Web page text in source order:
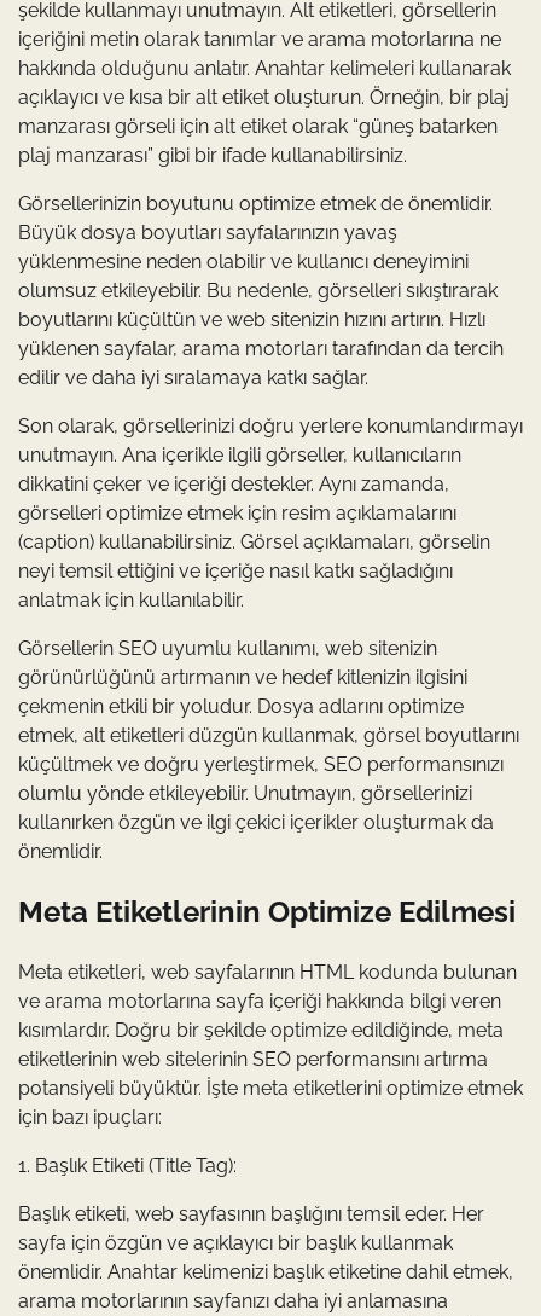
şekilde kullanmayı unutmayın. Alt etiketleri, görsellerin
içeriğini metin olarak tanımlar ve arama motorlarına ne
hakkında olduğunu anlatır. Anahtar kelimeleri kullanarak
açıklayıcı ve kısa bir alt etiket oluşturun. Örneğin, bir plaj
manzarası görseli için alt etiket olarak “güneş batarken
plaj manzarası” gibi bir ifade kullanabilirsiniz.
Görsellerinizin boyutunu optimize etmek de önemlidir.
Büyük dosya boyutları sayfalarınızın yavaş
yüklenmesine neden olabilir ve kullanıcı deneyimini
olumsuz etkileyebilir. Bu nedenle, görselleri sıkıştırarak
boyutlarını küçültün ve web sitenizin hızını artırın. Hızlı
yüklenen sayfalar, arama motorları tarafından da tercih
edilir ve daha iyi sıralamaya katkı sağlar.
Son olarak, görsellerinizi doğru yerlere konumlandırmayı
unutmayın. Ana içerikle ilgili görseller, kullanıcıların
dikkatini çeker ve içeriği destekler. Aynı zamanda,
görselleri optimize etmek için resim açıklamalarını
(caption) kullanabilirsiniz. Görsel açıklamaları, görselin
neyi temsil ettiğini ve içeriğe nasıl katkı sağladığını
anlatmak için kullanılabilir.
Görsellerin SEO uyumlu kullanımı, web sitenizin
görünürlüğünü artırmanın ve hedef kitlenizin ilgisini
çekmenin etkili bir yoludur. Dosya adlarını optimize
etmek, alt etiketleri düzgün kullanmak, görsel boyutlarını
küçültmek ve doğru yerleştirmek, SEO performansınızı
olumlu yönde etkileyebilir. Unutmayın, görsellerinizi
kullanırken özgün ve ilgi çekici içerikler oluşturmak da
önemlidir.
Meta Etiketlerinin Optimize Edilmesi
Meta etiketleri, web sayfalarının HTML kodunda bulunan
ve arama motorlarına sayfa içeriği hakkında bilgi veren
kısımlardır. Doğru bir şekilde optimize edildiğinde, meta
etiketlerinin web sitelerinin SEO performansını artırma
potansiyeli büyüktür. İşte meta etiketlerini optimize etmek
için bazı ipuçları:
1. Başlık Etiketi (Title Tag):
Başlık etiketi, web sayfasının başlığını temsil eder. Her
sayfa için özgün ve açıklayıcı bir başlık kullanmak
önemlidir. Anahtar kelimenizi başlık etiketine dahil etmek,
arama motorlarının sayfanızı daha iyi anlamasına